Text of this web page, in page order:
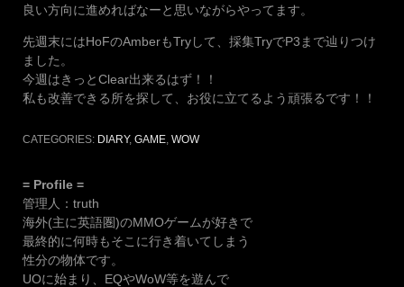
良い方向に進めればなーと思いながらやってます。
先週末にはHoFのAmberもTryして、採集TryでP3まで辿りつけ
ました。
今週はきっとClear出来るはず！！
私も改善できる所を探して、お役に立てるよう頑張るです！！
CATEGORIES: DIARY, GAME WOW
= Profile =
管理人：truth
海外(主に英語圏)のMMOゲームが好きで
最終的に何時もそこに行き着いてしまう
性分の物体です。
UOに始まり、EQやWoW等を遊んで